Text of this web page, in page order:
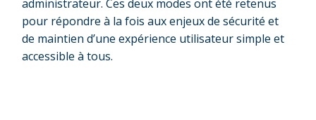
administrateur. Ces deux modes ont été retenus
pour répondre à la fois aux enjeux de sécurité et
de maintien d’une expérience utilisateur simple et
accessible à tous.